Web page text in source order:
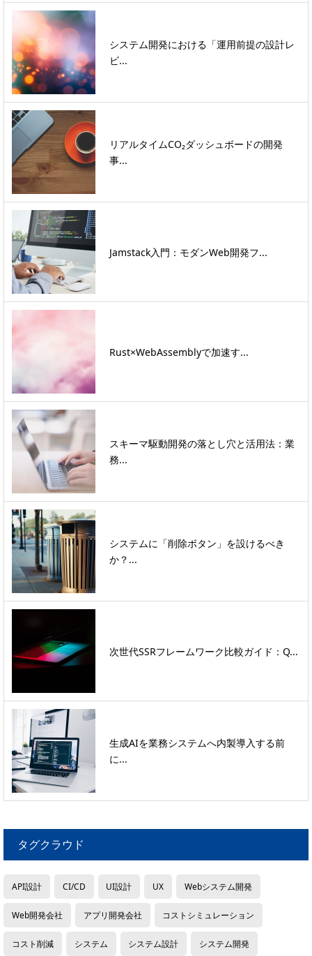
システム開発における「運用前提の設計レ
ビ...
リアルタイムCO₂ダッシュボードの開発
事...
Jamstack入門：モダンWeb開発フ...
Rust×WebAssemblyで加速す...
スキーマ駆動開発の落とし穴と活用法：業
務...
システムに「削除ボタン」を設けるべき
か？...
次世代SSRフレームワーク比較ガイド：Q...
生成AIを業務システムへ内製導入する前
に...
タグクラウド
API設計 CI/CD UI設計 UX Webシステム開発
Web開発会社 アプリ開発会社 コストシミュレーション
コスト削減 システム システム設計 システム開発